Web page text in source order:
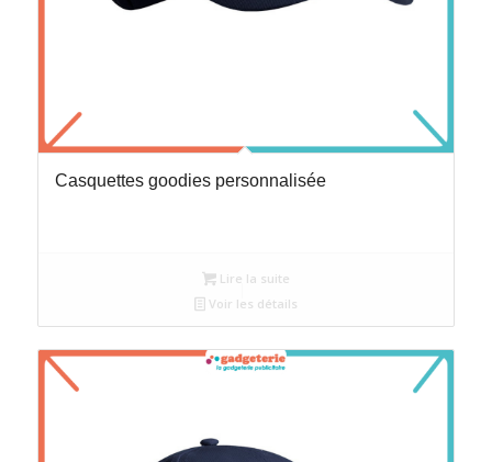
Casquettes goodies personnalisée
Lire la suite
Voir les détails